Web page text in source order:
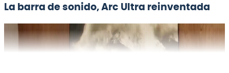
La barra de sonido, Arc Ultra reinventada